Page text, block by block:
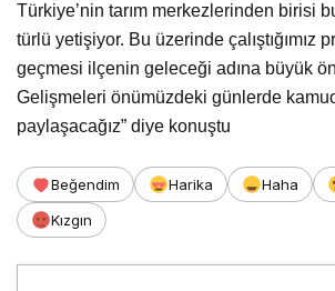
Türkiye’nin tarım merkezlerinden birisi
türlü yetişiyor. Bu üzerinde çalıştığımız
geçmesi ilçenin geleceği adına büyük
Gelişmeleri önümüzdeki günlerde
paylaşacağız” diye konuştu
Beğendim Harika Haha
Kızgın